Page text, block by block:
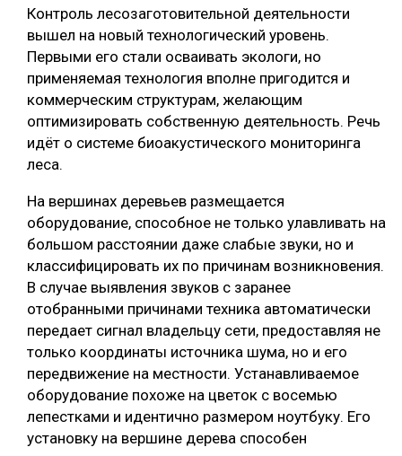
ЦИФРОВАЯ СРЕДА
ЛЕСОВОССТАНОВЛЕНИЕ И ЗАЩИТА
ЛОГИСТИКА
ПРОИЗВОДСТВО ДРЕВЕСНЫХ ПЛИТ
КОМПЛЕКСНАЯ ПЕРЕРАБОТКА
ЛЕСОПИЛЕНИЕ
ДЕРЕВЯННОЕ ДОМОСТРОЕНИЕ
СОРТИРОВКА ДРЕВЕСИНЫ
СУШКА ДРЕВЕСИНЫ
МЕБЕЛЬНОЕ ПРОИЗВОДСТВО
РУБРИКИ
ТЕМАТИЧЕСКИЕ ПРОЕКТЫ
ПОДБОРКИ СТАТЕЙ
Контроль лесозаготовительной деятельности
вышел на новый технологический уровень.
Первыми его стали осваивать экологи, но
применяемая технология вполне пригодится и
коммерческим структурам, желающим
оптимизировать собственную деятельность. Речь
идёт о системе биоакустического мониторинга
леса.
На вершинах деревьев размещается
оборудование, способное не только улавливать на
большом расстоянии даже слабые звуки, но и
классифицировать их по причинам возникновения.
В случае выявления звуков с заранее
отобранными причинами техника автоматически
передает сигнал владельцу сети, предоставляя не
только координаты источника шума, но и его
передвижение на местности. Устанавливаемое
оборудование похоже на цветок с восемью
лепестками и идентично размером ноутбуку. Его
установку на вершине дерева способен